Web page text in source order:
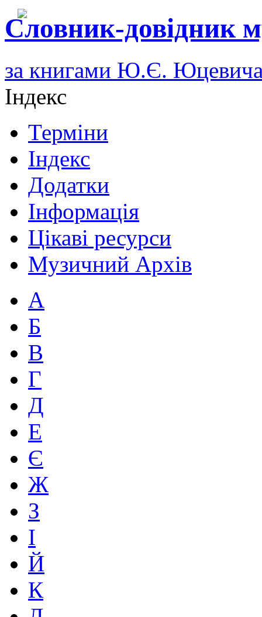
Словник-довідник
за книгами Ю.Є.
Індекс
Терміни
Індекс
Додатки
Інформація
Цікаві ресурси
Музичний Архів
А
Б
В
Г
Д
Е
Є
Ж
З
І
Й
К